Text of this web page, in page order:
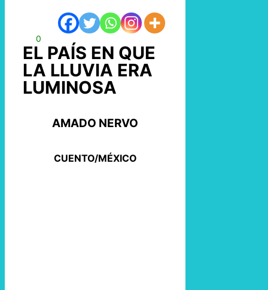
0
EL PAÍS EN QUE
LA LLUVIA ERA
LUMINOSA
AMADO NERVO
CUENTO/MÉXICO